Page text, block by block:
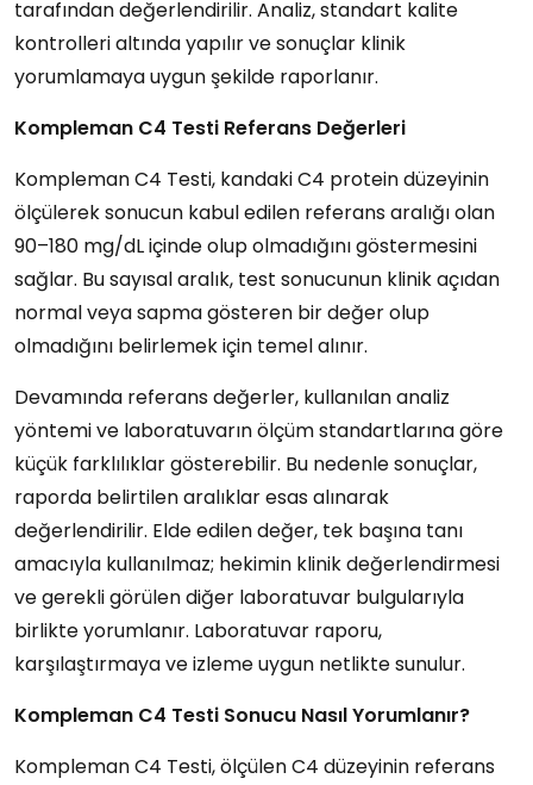
tarafından değerlendirilir. Analiz, standart kalite
kontrolleri altında yapılır ve sonuçlar klinik
yorumlamaya uygun şekilde raporlanır.
Kompleman C4 Testi Referans Değerleri
Kompleman C4 Testi, kandaki C4 protein düzeyinin
ölçülerek sonucun kabul edilen referans aralığı olan
90–180 mg/dL içinde olup olmadığını göstermesini
sağlar. Bu sayısal aralık, test sonucunun klinik açıdan
normal veya sapma gösteren bir değer olup
olmadığını belirlemek için temel alınır.
Devamında referans değerler, kullanılan analiz
yöntemi ve laboratuvarın ölçüm standartlarına göre
küçük farklılıklar gösterebilir. Bu nedenle sonuçlar,
raporda belirtilen aralıklar esas alınarak
değerlendirilir. Elde edilen değer, tek başına tanı
amacıyla kullanılmaz; hekimin klinik değerlendirmesi
ve gerekli görülen diğer laboratuvar bulgularıyla
birlikte yorumlanır. Laboratuvar raporu,
karşılaştırmaya ve izleme uygun netlikte sunulur.
Kompleman C4 Testi Sonucu Nasıl Yorumlanır?
Kompleman C4 Testi, ölçülen C4 düzeyinin referans